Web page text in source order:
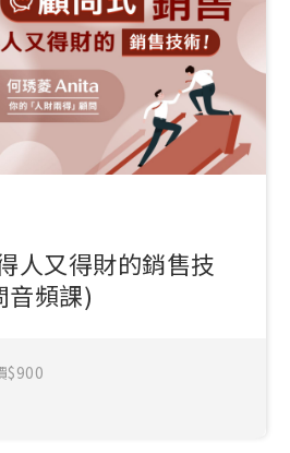
人又得財的銷售技
音頻課)
900